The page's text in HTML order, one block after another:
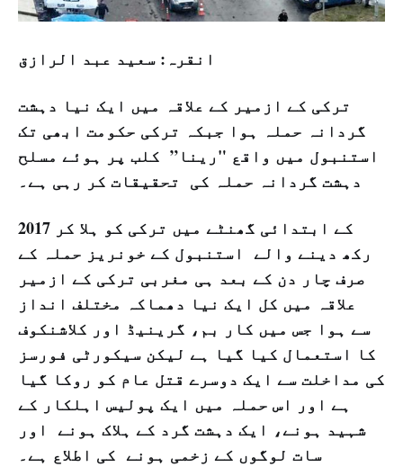
انقرہ: سعید عبد الرازق
ترکی کے ازمیر کے علاقہ میں ایک نیا دہشت
گردانہ حملہ ہوا جبکہ ترکی حکومت ابھی تک
استنبول میں واقع "رینا” کلب پر ہوئے مسلح
دہشت گردانہ حملہ کی تحقیقات کر رہی ہے۔
2017 کے ابتدائی گھنٹے میں ترکی کو ہلا کر
رکھ دینے والے استنبول کے خونریز حملہ کے
صرف چار دن کے بعد ہی مغربی ترکی کے ازمیر
علاقہ میں کل ایک نیا دھماکہ مختلف انداز
سے ہوا جس میں کار بم، گرینیڈ اور کلاشنکوف
کا استعمال کیا گیا ہے لیکن سیکورٹی فورسز
کی مداخلت سے ایک دوسرے قتل عام کو روکا گیا
ہے اور اس حملہ میں ایک پولیس اہلکار کے
شہید ہونے، ایک دہشت گرد کے ہلاک ہونے اور
سات لوگوں کے زخمی ہونے کی اطلاع ہے۔